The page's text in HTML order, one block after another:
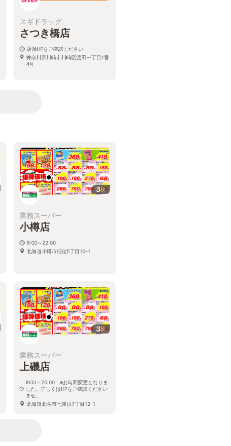
スギドラッグ
さつき橋店
店舗HPをご確認ください
神奈川県川崎市川崎区渡田一丁目1番
4号
3枚
業務スーパー
小樽店
9:00～22:00
北海道小樽市稲穂5丁目10-1
3枚
業務スーパー
上磯店
9:00～20:00 ※お時間変更となりま
した。詳しくはHPをご確認ください
ませ。
北海道北斗市七重浜7丁目12-1